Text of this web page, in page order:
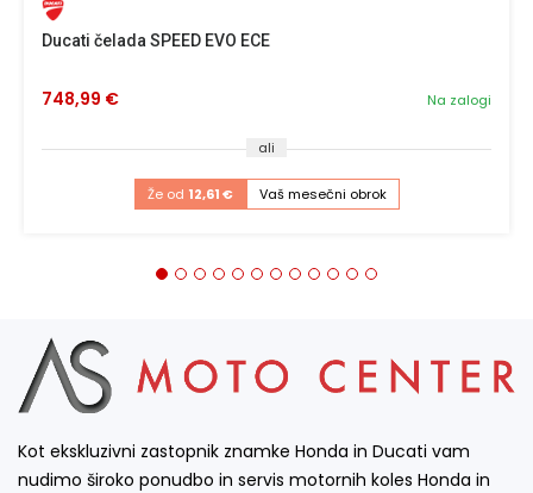
Ducati čelada SPEED EVO ECE
Na zalogi
748,99 €
ali
Že od 12,61 € Vaš mesečni obrok
Kot ekskluzivni zastopnik znamke Honda in Ducati vam
nudimo široko ponudbo in servis motornih koles Honda in